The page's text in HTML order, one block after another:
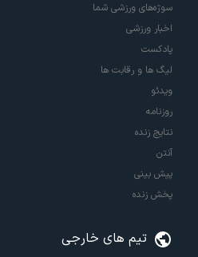
سوژه‌های ورزشی شما
اخبار ورزشی
پادکست
لیگ ها و رقابت ها
ویدئو
روزنامه
نتایج زنده
آنتن
پیش بینی
پخش زنده
تیم های خارجی